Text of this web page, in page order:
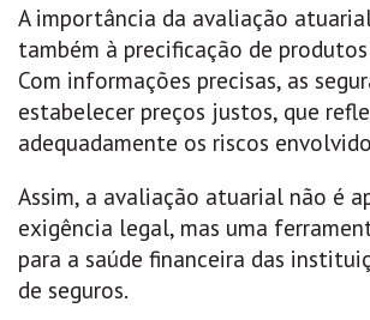
A importância da avaliação
também à precificação de produtos
Com informações precisas, as
estabelecer preços justos, que
adequadamente os riscos
Assim, a avaliação atuarial não é
exigência legal, mas uma
para a saúde financeira das
de seguros.